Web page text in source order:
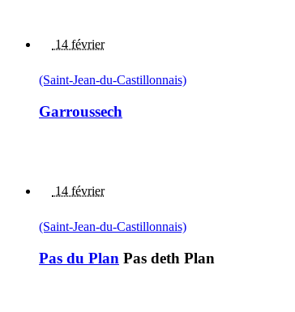
14 février
(Saint-Jean-du-Castillonnais)
Garroussech
14 février
(Saint-Jean-du-Castillonnais)
Pas du Plan Pas deth Plan